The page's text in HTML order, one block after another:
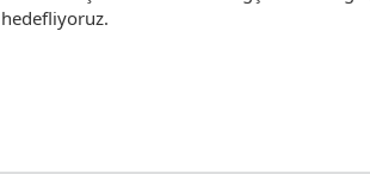
hedefliyoruz.